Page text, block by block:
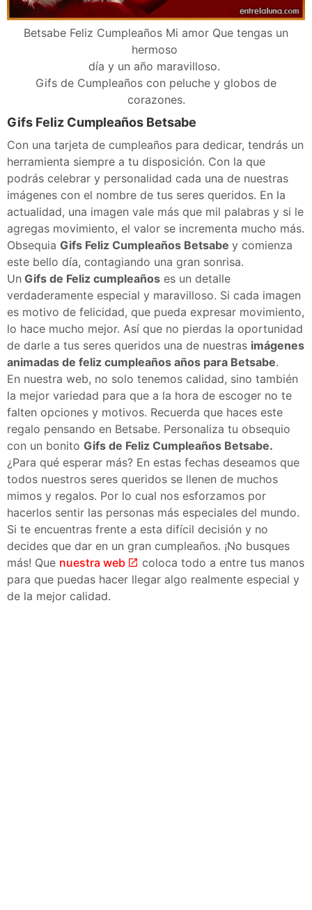
Betsabe Feliz Cumpleaños Mi amor Que tengas un
hermoso
día y un año maravilloso.
Gifs de Cumpleaños con peluche y globos de
corazones.
Gifs Feliz Cumpleaños Betsabe
Con una tarjeta de cumpleaños para dedicar, tendrás un
herramienta siempre a tu disposición. Con la que
podrás celebrar y personalidad cada una de nuestras
imágenes con el nombre de tus seres queridos. En la
actualidad, una imagen vale más que mil palabras y si le
agregas movimiento, el valor se incrementa mucho más.
Obsequia Gifs Feliz Cumpleaños Betsabe y comienza
este bello día, contagiando una gran sonrisa.
Un Gifs de Feliz cumpleaños es un detalle
verdaderamente especial y maravilloso. Si cada imagen
es motivo de felicidad, que pueda expresar movimiento,
lo hace mucho mejor. Así que no pierdas la oportunidad
de darle a tus seres queridos una de nuestras imágenes
animadas de feliz cumpleaños años para Betsabe.
En nuestra web, no solo tenemos calidad, sino también
la mejor variedad para que a la hora de escoger no te
falten opciones y motivos. Recuerda que haces este
regalo pensando en Betsabe. Personaliza tu obsequio
con un bonito Gifs de Feliz Cumpleaños Betsabe.
¿Para qué esperar más? En estas fechas deseamos que
todos nuestros seres queridos se llenen de muchos
mimos y regalos. Por lo cual nos esforzamos por
hacerlos sentir las personas más especiales del mundo.
Si te encuentras frente a esta difícil decisión y no
decides que dar en un gran cumpleaños. ¡No busques
más! Que nuestra web
coloca todo a entre tus manos
para que puedas hacer llegar algo realmente especial y
de la mejor calidad.